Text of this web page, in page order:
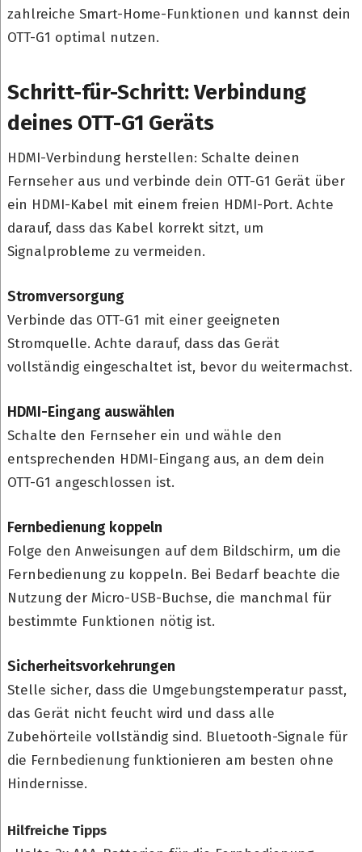
zahlreiche Smart-Home-Funktionen und kannst dein
OTT-G1 optimal nutzen.
Schritt-für-Schritt: Verbindung
deines OTT-G1 Geräts
HDMI-Verbindung herstellen: Schalte deinen
Fernseher aus und verbinde dein OTT-G1 Gerät über
ein HDMI-Kabel mit einem freien HDMI-Port. Achte
darauf, dass das Kabel korrekt sitzt, um
Signalprobleme zu vermeiden.
Stromversorgung
Verbinde das OTT-G1 mit einer geeigneten
Stromquelle. Achte darauf, dass das Gerät
vollständig eingeschaltet ist, bevor du weitermachst.
HDMI-Eingang auswählen
Schalte den Fernseher ein und wähle den
entsprechenden HDMI-Eingang aus, an dem dein
OTT-G1 angeschlossen ist.
Fernbedienung koppeln
Folge den Anweisungen auf dem Bildschirm, um die
Fernbedienung zu koppeln. Bei Bedarf beachte die
Nutzung der Micro-USB-Buchse, die manchmal für
bestimmte Funktionen nötig ist.
Sicherheitsvorkehrungen
Stelle sicher, dass die Umgebungstemperatur passt,
das Gerät nicht feucht wird und dass alle
Zubehörteile vollständig sind. Bluetooth-Signale für
die Fernbedienung funktionieren am besten ohne
Hindernisse.
Hilfreiche Tipps